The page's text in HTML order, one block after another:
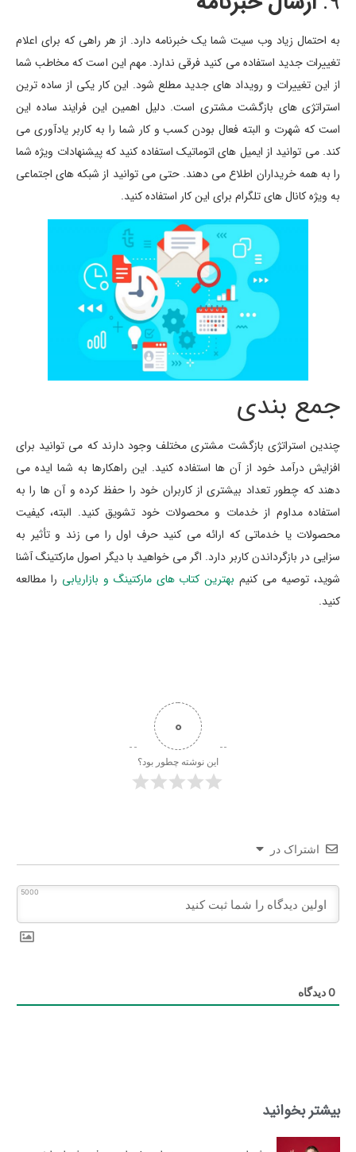
به احتمال زیاد وب سیت شما یک خبرنامه دارد. از هر راهی که برای اعلام
تغییرات جدید استفاده می کنید فرقی ندارد. مهم این است که مخاطب شما
از این تغییرات و رویداد های جدید مطلع شود. این کار یکی از ساده ترین
استراتژی های بازگشت مشتری است. دلیل اهمین این فرایند ساده این
است که شهرت و البته فعال بودن کسب و کار شما را به کاربر یادآوری می
کند. می توانید از ایمیل های اتوماتیک استفاده کنید که پیشنهادات ویژه شما
را به همه خریداران اطلاع می دهند. حتی می توانید از شبکه های اجتماعی
به ویژه کانال های تلگرام برای این کار استفاده کنید.
جمع بندی
چندین استراتژی بازگشت مشتری مختلف وجود دارند که می توانید برای
افزایش درآمد خود از آن ها استفاده کنید. این راهکارها به شما ایده می
دهند که چطور تعداد بیشتری از کاربران خود را حفظ کرده و آن ها را به
استفاده مداوم از خدمات و محصولات خود تشویق کنید. البته، کیفیت
محصولات یا خدماتی که ارائه می کنید حرف اول را می زند و تأثیر به
سزایی در بازگرداندن کاربر دارد. اگر می خواهید با دیگر اصول مارکتینگ آشنا
شوید، توصیه می کنیم بهترین کتاب های مارکتینگ و بازاریابی را مطالعه
کنید.
0
این نوشته چطور بود؟
اشتراک در
5000
0دیدگاه
بیشتر بخوانید